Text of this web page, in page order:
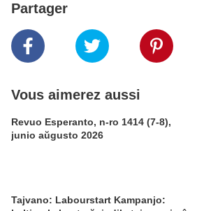
Partager
Vous aimerez aussi
Revuo Esperanto, n-ro 1414 (7-8),
junio aŭgusto 2026
Tajvano: Labourstart Kampanjo: